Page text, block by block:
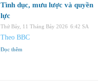
Tình dục, mưu lược và quyền
lực
Thứ Bảy, 11 Tháng Bảy 2026 6:42 SA
Theo BBC
Đọc thêm